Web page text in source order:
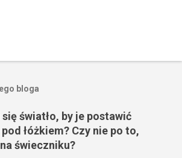
bloga
światło, by je postawić
łóżkiem? Czy nie po to,
świeczniku?